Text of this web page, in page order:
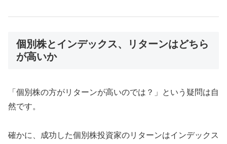
個別株とインデックス、リターンはどちら
が高いか
「個別株の方がリターンが高いのでは？」という疑問は自
然です。
確かに、成功した個別株投資家のリターンはインデックス